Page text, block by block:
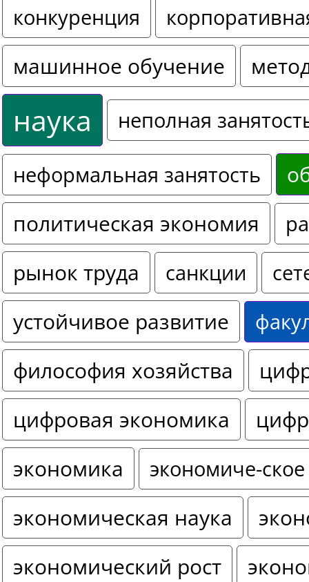
конкуренция
машинное обучение
наука
неполная
неформальная занятость
политическая экономия
рынок труда санкции
устойчивое развитие
философия хозяйства
цифровая экономика
экономика
экономиче-
экономическая наука
экономический рост